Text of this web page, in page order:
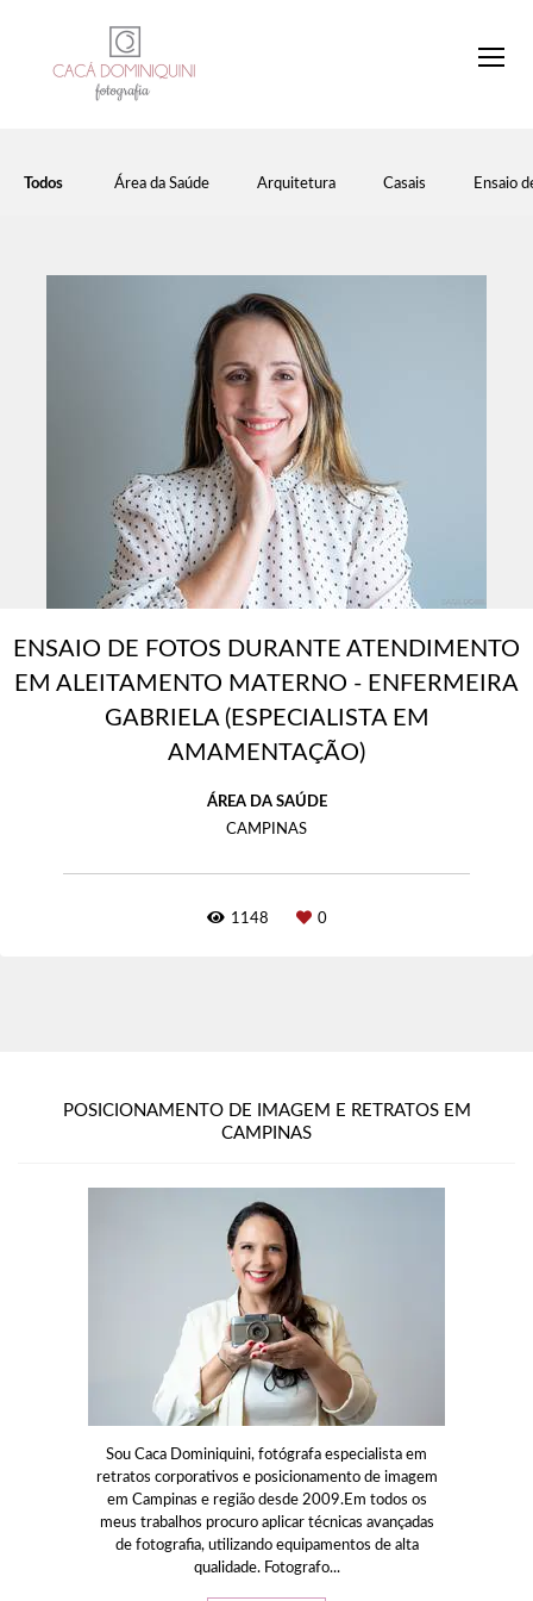
Todos Área da Saúde Arquitetura Casais Ensaio
ENSAIO DE FOTOS DURANTE ATENDIMENTO
EM ALEITAMENTO MATERNO - ENFERMEIRA
GABRIELA (ESPECIALISTA EM
AMAMENTAÇÃO)
ÁREA DA SAÚDE
CAMPINAS
1148 0
POSICIONAMENTO DE IMAGEM E RETRATOS EM
CAMPINAS
Sou Caca Dominiquini, fotógrafa especialista em
retratos corporativos e posicionamento de imagem
em Campinas e região desde 2009.Em todos os
meus trabalhos procuro aplicar técnicas avançadas
de fotografia, utilizando equipamentos de alta
qualidade. Fotografo...